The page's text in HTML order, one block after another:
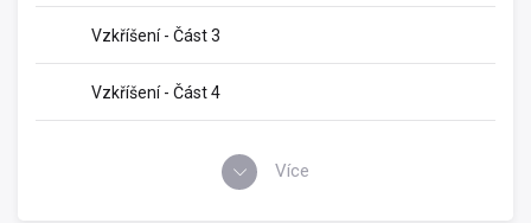
Vzkříšení - Část 3
Vzkříšení - Část 4
Více